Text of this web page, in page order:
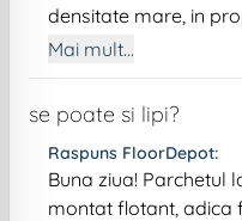
densitate mare, in
reprezinta liantul
Krono, liant care
pentru sanatate.
umezeala si
Il puteti monta fara
bucatarie.
Mai mult...
se poate si lipi?
Raspuns FloorDepot:
Buna ziua! Parchetul
montat flotant, adica